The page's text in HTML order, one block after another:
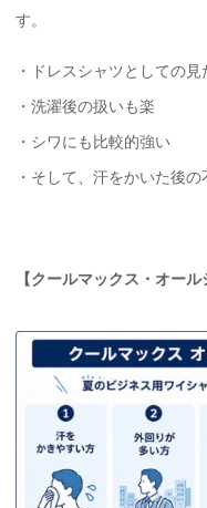
す。
・ドレスシャツとしての
・洗濯後の扱いも楽
・シワにも比較的強い
・そして、汗をかいた後
【クールマックス・オー